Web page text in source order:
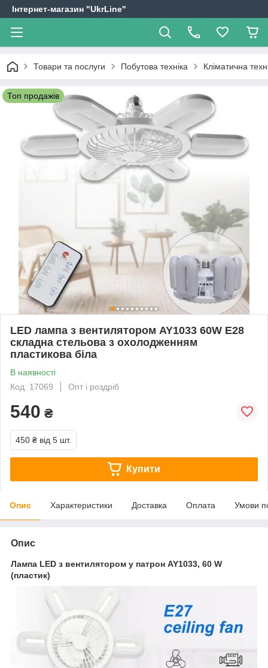
Інтернет-магазин "UkrLine"
Товари та послуги Побутова техніка Кліматична
Топ продажів
LED лампа з вентилятором AY1033 60W E28
складна стельова з охолодженням
пластикова біла
В наявності
Код: 17069
Опт і роздріб
540 ₴
450 ₴ від 5 шт.
Купити
Опис Характеристики Доставка Оплата Умови
Опис
Лампа LED з вентилятором у патрон AY1033, 60 W
(пластик)